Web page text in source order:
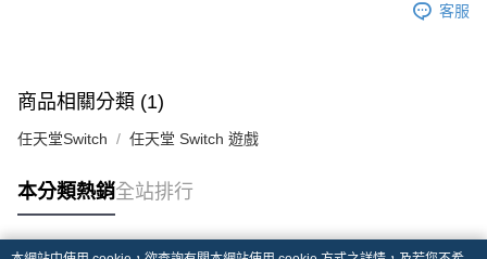
客服
商品相關分類 (1)
任天堂Switch 任天堂 Switch 遊戲
本分類熱銷全站排行